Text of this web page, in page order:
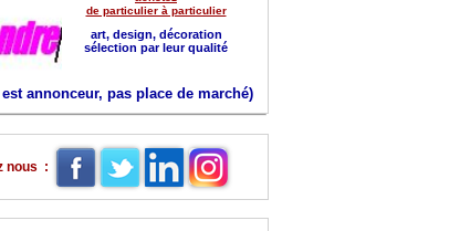
de particulier à particulier
art, design, décoration
sélection par leur qualité
annonceur, pas place de marché)
nous :